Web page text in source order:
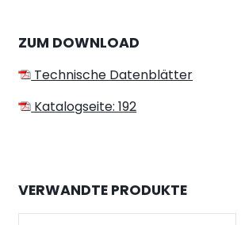
ZUM DOWNLOAD
Technische Datenblätter
Katalogseite: 192
VERWANDTE PRODUKTE